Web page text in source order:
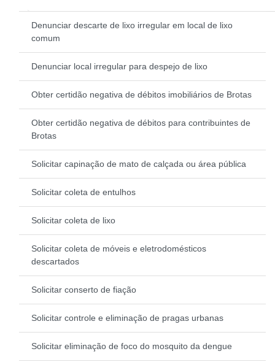
Denunciar descarte de lixo irregular em local de lixo
comum
Denunciar local irregular para despejo de lixo
Obter certidão negativa de débitos imobiliários de Brotas
Obter certidão negativa de débitos para contribuintes de
Brotas
Solicitar capinação de mato de calçada ou área pública
Solicitar coleta de entulhos
Solicitar coleta de lixo
Solicitar coleta de móveis e eletrodomésticos
descartados
Solicitar conserto de fiação
Solicitar controle e eliminação de pragas urbanas
Solicitar eliminação de foco do mosquito da dengue